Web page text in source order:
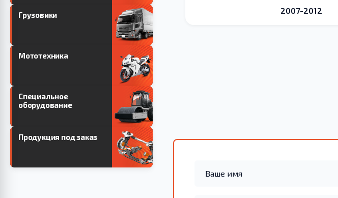
Грузовики
Мототехника
Специальное
оборудование
Продукция под заказ
2007-2012